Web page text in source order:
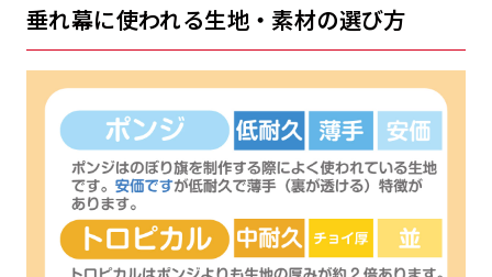
垂れ幕に使われる生地・素材の選び方